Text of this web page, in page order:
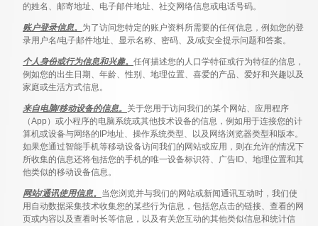
的姓名、邮寄地址、电子邮件地址、社交网络信息或电话号码。
账户登录信息。 为了访问您特定的账户资料所需要的任何信息，例如您的登
录用户名/电子邮件地址、显示名称、密码、及/或安全提示问题和答案。
个人身份或行为信息和兴趣。 任何描述您的人口学特征或行为特征的信息，
例如您的出生日期、年龄、性别、地理位置、喜爱的产品、爱好和兴趣以及
家庭或生活方式信息。
来自电脑/移动设备的信息。 关于您用于访问我们的某个网站、应用程序
（App）或小程序的电脑系统或其他技术设备的信息，例如用于连接您的计
算机或设备与网络的IP地址、操作系统类型、以及网络浏览器类型和版本。
如果您通过智能手机等移动设备访问我们的网站或应用，则在允许的情况下
所收集的信息还将包括您的手机的唯一设备标识符、广告ID、地理位置和其
他类似的移动设备信息。
网站/通讯使用信息。 当您浏览并与我们的网站或新闻通讯互动时，我们使
用自动数据采集技术收集您的某些行为信息，包括您点击的链接、查看的网
页或内容以及查看时长等信息，以及有关您互动的其他类似信息和统计信